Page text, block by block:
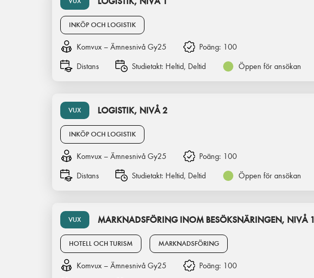
INKÖP OCH LOGISTIK
Komvux – Ämnesnivå Gy25 Poäng: 100
Distans
Studietakt: Heltid, Deltid Öppen för ansökan
VUX LOGISTIK, NIVÅ 2
INKÖP OCH LOGISTIK
Komvux – Ämnesnivå Gy25 Poäng: 100
Distans
Studietakt: Heltid, Deltid Öppen för ansökan
VUX MARKNADSFÖRING INOM BESÖKSNÄRINGEN, NIVÅ 1
HOTELL OCH TURISM MARKNADSFÖRING
Komvux – Ämnesnivå Gy25 Poäng: 100